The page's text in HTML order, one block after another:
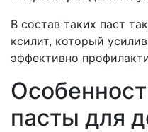
В состав таких паст
ксилит, который
эффективно
пасты для